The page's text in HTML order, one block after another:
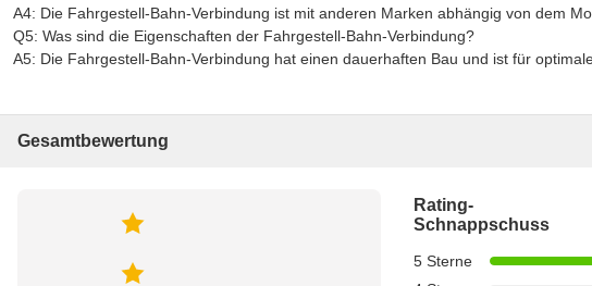
A4: Die Fahrgestell-Bahn-Verbindung ist mit anderen Marken abhängig von dem
Q5: Was sind die Eigenschaften der Fahrgestell-Bahn-Verbindung?
A5: Die Fahrgestell-Bahn-Verbindung hat einen dauerhaften Bau und ist für
Gesamtbewertung
Rating-
Schnappschuss
5 Sterne